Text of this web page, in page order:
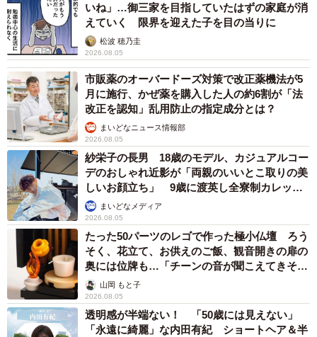
いね」…御三家を目指していたはずの家庭が消
えていく 限界を迎えた子を目の当りに
松波 穂乃圭
2026.08.05
市販薬のオーバードーズ対策で改正薬機法が5
月に施行、かぜ薬を購入した人の約6割が「法
改正を認知」乱用防止の指定成分とは？
まいどなニュース情報部
2026.08.05
紗栄子の長男 18歳のモデル、カジュアルコー
デのおしゃれ近影が「両親のいいとこ取りの美
しいお顔立ち」 9歳に渡英し全寮制カレッジ
で学ぶまいどなメディア
2026.08.05
たった50パーツのレゴで作った極小仏壇 ろう
そく、花立て、お供えのご飯、観音開きの扉の
奥には位牌も…「チーンの音が聞こえてきそ
う」山岡 もと子
2026.08.05
透明感が半端ない！ 「50歳には見えない」
「永遠に綺麗」な内田有紀 ショートヘア＆半